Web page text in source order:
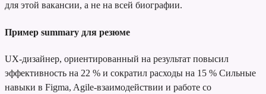
для этой вакансии, а не на всей биографии.
Пример summary для резюме
UX-дизайнер, ориентированный на результат повысил
эффективность на 22 % и сократил расходы на 15 % Сильные
навыки в Figma, Agile-взаимодействии и работе со